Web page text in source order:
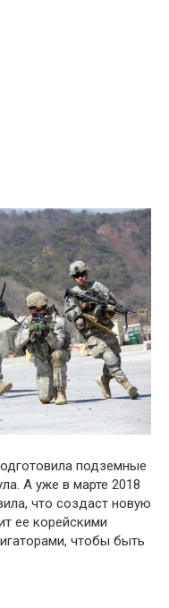
подземные
А уже в марте 2018
что создаст новую
ее корейскими
чтобы быть